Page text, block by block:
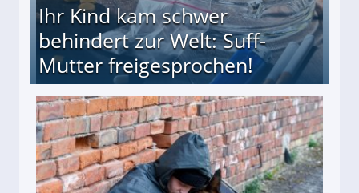
Ihr Kind kam schwer
behindert zur Welt: Suff-
Mutter freigesprochen!
Mutter freigesprochen!